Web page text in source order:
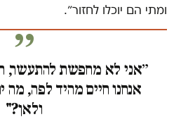
ומתי הם יוכלו לחזור״.
״אני לא מחפשת להתעשר,
אנחנו חיים מהיד לפה, מה
ולאן?"